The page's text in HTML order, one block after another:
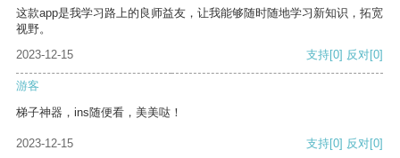
这款app是我学习路上的良师益友，让我能够随时随地学习新知识，拓宽
视野。
2023-12-15
支持[0] 反对[0]
游客
梯子神器，ins随便看，美美哒！
2023-12-15 支持[0] 反对[0]